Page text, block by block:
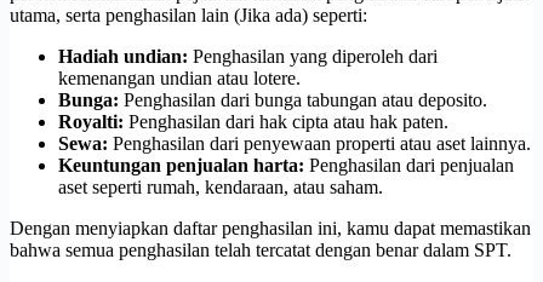
utama, serta penghasilan lain (Jika ada) seperti:
Hadiah undian: Penghasilan yang diperoleh dari
kemenangan undian atau lotere.
Bunga: Penghasilan dari bunga tabungan atau deposito.
Royalti: Penghasilan dari hak cipta atau hak paten.
Sewa: Penghasilan dari penyewaan properti atau aset lainnya.
Keuntungan penjualan harta: Penghasilan dari penjualan
aset seperti rumah, kendaraan, atau saham.
Dengan menyiapkan daftar penghasilan ini, kamu dapat memastikan
bahwa semua penghasilan telah tercatat dengan benar dalam SPT.